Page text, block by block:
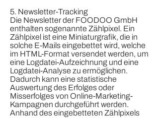
5. Newsletter-Tracking
Die Newsletter der FOODOO GmbH
enthalten sogenannte Zählpixel. Ein
Zählpixel ist eine Miniaturgrafik, die in
solche E-Mails eingebettet wird, welche
im HTML-Format versendet werden, um
eine Logdatei-Aufzeichnung und eine
Logdatei-Analyse zu ermöglichen.
Dadurch kann eine statistische
Auswertung des Erfolges oder
Misserfolges von Online-Marketing-
Kampagnen durchgeführt werden.
Anhand des eingebetteten Zählpixels